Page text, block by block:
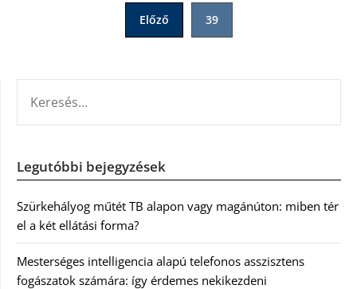
Előző 39
Legutóbbi bejegyzések
Szürkehályog műtét TB alapon vagy magánúton: miben tér
el a két ellátási forma?
Mesterséges intelligencia alapú telefonos asszisztens
fogászatok számára: így érdemes nekikezdeni